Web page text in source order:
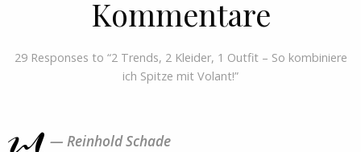
Kommentare
29 Responses to “2 Trends, 2 Kleider, 1 Outfit – So kombiniere
ich Spitze mit Volant!”
Reinhold Schade